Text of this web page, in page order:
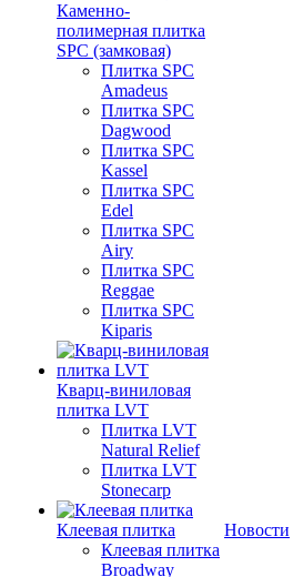
Каменно-
полимерная плитка
SPC (замковая)
Плитка SPC
Amadeus
Плитка SPC
Dagwood
Плитка SPC
Kassel
Плитка SPC
Edel
Плитка SPC
Airy
Плитка SPC
Reggae
Плитка SPC
Kiparis
Кварц-виниловая
плитка LVT
Плитка LVT
Natural Relief
Плитка LVT
Stonecarp
Клеевая плитка
Клеевая плитка
Broadway
Новости